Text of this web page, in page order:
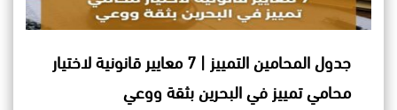
جدول المحامين التمييز | 7 معايير قانونية لاختيار
محامي تمييز في البحرين بثقة ووعي